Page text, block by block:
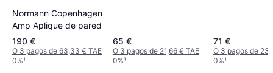
Normann Copenhagen
Amp Aplique de pared
190 €
O 3 pagos de 63,33 € TAE
0%¹
65 €
O 3 pagos de 21,66 € TAE
0%¹
71 €
O 3 pagos de
0%¹